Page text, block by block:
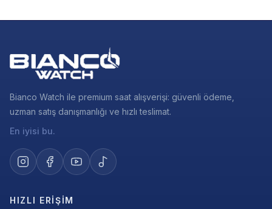
Bianco Watch ile premium saat alışverişi: güvenli ödeme,
uzman satış danışmanlığı ve hızlı teslimat.
En iyisi bu.
HIZLI ERIŞIM